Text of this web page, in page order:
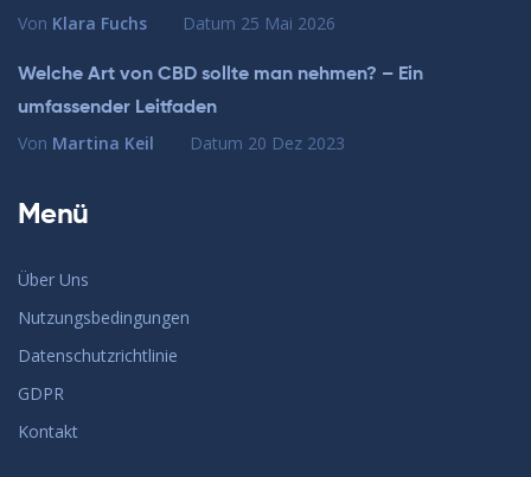
Von Klara Fuchs Datum 25 Mai 2026
Welche Art von CBD sollte man nehmen? – Ein
umfassender Leitfaden
Von Martina Keil Datum 20 Dez 2023
Menü
Über Uns
Nutzungsbedingungen
Datenschutzrichtlinie
GDPR
Kontakt